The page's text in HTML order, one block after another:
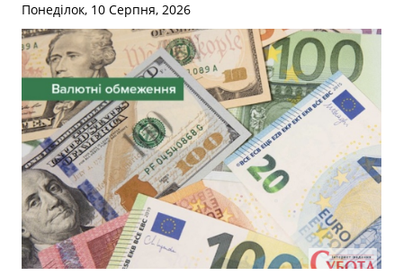
Понеділок, 10 Серпня, 2026